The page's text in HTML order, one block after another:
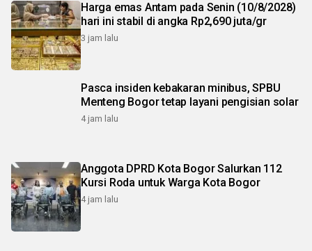
Harga emas Antam pada Senin (10/8/2028)
hari ini stabil di angka Rp2,690 juta/gr
3 jam lalu
Pasca insiden kebakaran minibus, SPBU
Menteng Bogor tetap layani pengisian solar
4 jam lalu
Anggota DPRD Kota Bogor Salurkan 112
Kursi Roda untuk Warga Kota Bogor
4 jam lalu